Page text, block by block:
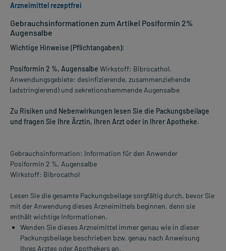
Gebrauchsinformationen zum Artikel Posiformin 2%
Augensalbe
Wichtige Hinweise (Pflichtangaben):
Posiformin 2 %, Augensalbe Wirkstoff: Bibrocathol.
Anwendungsgebiete: desinfizierende, zusammenziehende
(adstringierend) und sekretionshemmende Augensalbe
Zu Risiken und Nebenwirkungen lesen Sie die Packungsbeilage
und fragen Sie Ihre Ärztin, Ihren Arzt oder in Ihrer Apotheke.
Gebrauchsinformation: Information für den Anwender
Posiformin 2 %, Augensalbe
Wirkstoff: Bibrocathol
Lesen Sie die gesamte Packungsbeilage sorgfältig durch, bevor Sie
mit der Anwendung dieses Arzneimittels beginnen, denn sie
enthält wichtige Informationen.
Wenden Sie dieses Arzneimittel immer genau wie in dieser
Packungsbeilage beschrieben bzw. genau nach Anweisung
Ihres Arztes oder Apothekers an.
Arzneimittel rezeptfrei